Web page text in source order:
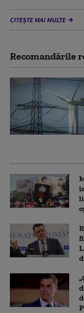
CITEȘTE MAI MULTE
Recomandările